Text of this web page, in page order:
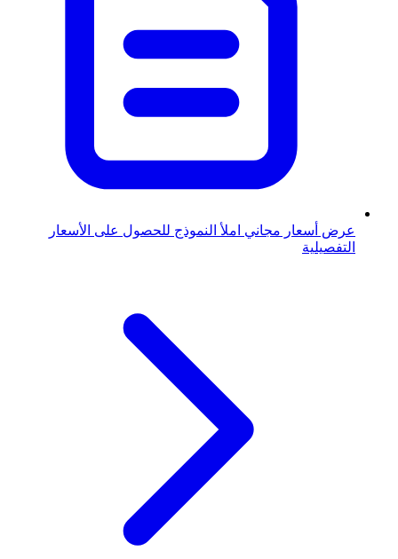
عرض أسعار مجاني املأ النموذج للحصول على الأسعار
التفصيلية